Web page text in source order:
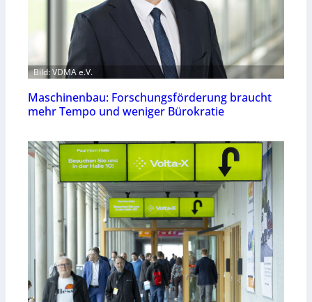
Bild: VDMA e.V.
Maschinenbau: Forschungsförderung braucht
mehr Tempo und weniger Bürokratie